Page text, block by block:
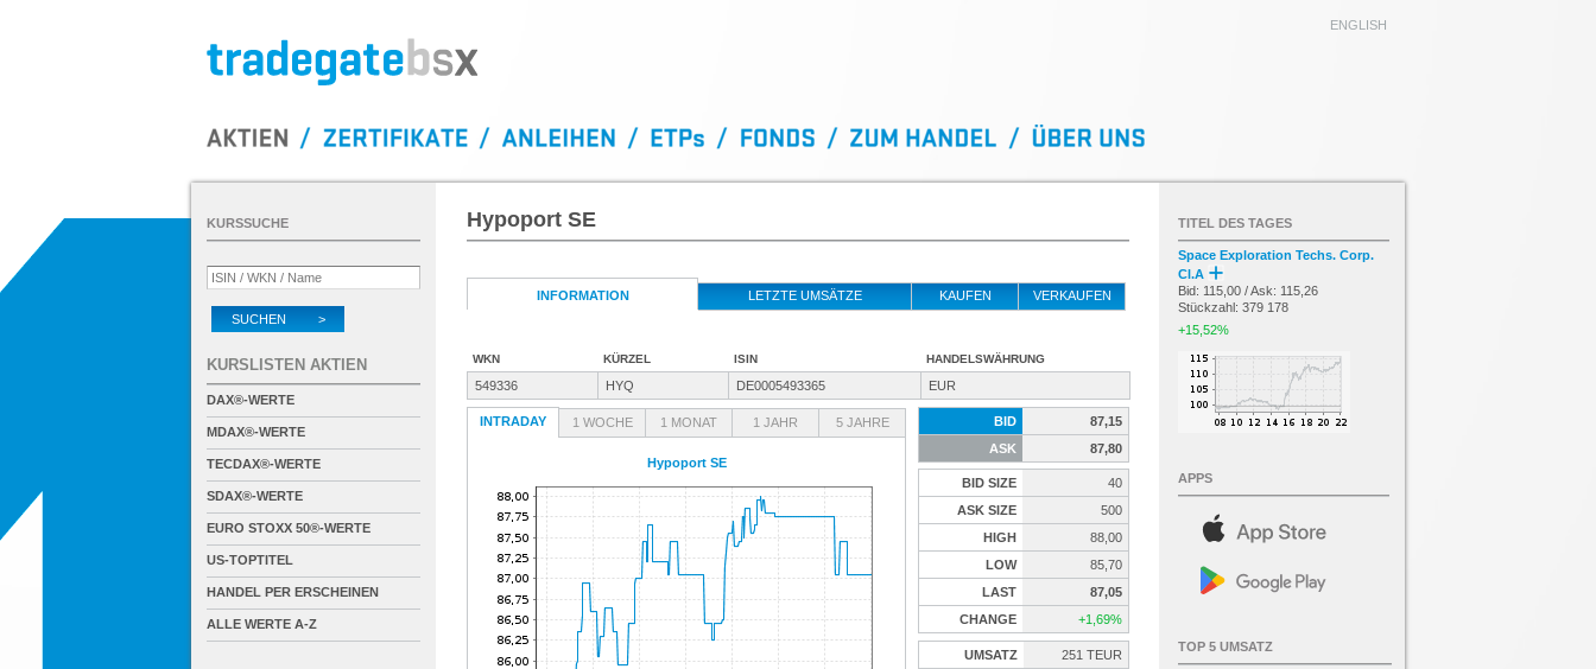
ENGLISH
Hypoport SE
INFORMATION LETZTE UMSÄTZE KAUFEN VERKAUFEN
WKN KÜRZEL ISIN HANDELSWÄHRUNG
549336 HYQ DE0005493365 EUR
INTRADAY 1 WOCHE 1 MONAT 1 JAHR 5 JAHRE
Hypoport SE
BID
87,15
ASK
87,80
BID SIZE
40
ASK SIZE
500
HIGH
88,00
LOW
85,70
LAST
87,05
CHANGE
+1,69%
UMSATZ
251 TEUR
KURSSUCHE
SUCHEN >
KURSLISTEN AKTIEN
DAX®-WERTE
MDAX®-WERTE
TECDAX®-WERTE
SDAX®-WERTE
EURO STOXX 50®-WERTE
US-TOPTITEL
HANDEL PER ERSCHEINEN
ALLE WERTE A-Z
TITEL DES TAGES
Space Exploration Techs. Corp.
Cl.A
Bid: 115,00 / Ask: 115,26
Stückzahl: 379 178
+15,52%
APPS
TOP 5 UMSATZ